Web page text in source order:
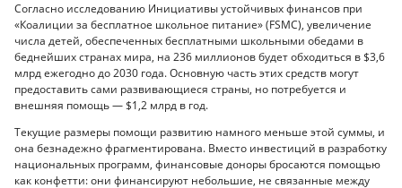
Согласно исследованию Инициативы устойчивых финансов при
«Коалиции за бесплатное школьное питание» (FSMC), увеличение
числа детей, обеспеченных бесплатными школьными обедами в
беднейших странах мира, на 236 миллионов будет обходиться в $3,6
млрд ежегодно до 2030 года. Основную часть этих средств могут
предоставить сами развивающиеся страны, но потребуется и
внешняя помощь — $1,2 млрд в год.
Текущие размеры помощи развитию намного меньше этой суммы, и
она безнадежно фрагментирована. Вместо инвестиций в разработку
национальных программ, финансовые доноры бросаются помощью
как конфетти: они финансируют небольшие, не связанные между